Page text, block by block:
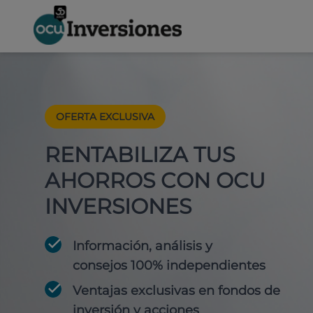
OFERTA EXCLUSIVA
RENTABILIZA TUS
AHORROS CON OCU
INVERSIONES
Información, análisis y
consejos 100% independientes
Ventajas exclusivas en fondos de